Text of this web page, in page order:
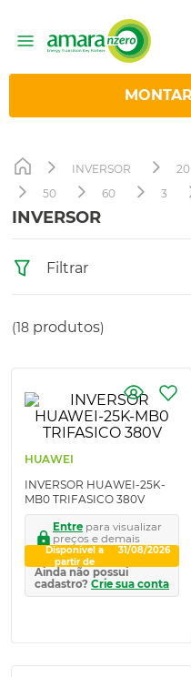
INVERSOR 20
50
60 3
INVERSOR
Filtrar
18 produtos
Disponível a
partir de
31/08/2026
HUAWEI
INVERSOR HUAWEI-25K-
MB0 TRIFASICO 380V
Entre para visualizar
preços e demais
condições exclusivas.
Ainda não possui
cadastro? Crie sua conta
3 Huawei